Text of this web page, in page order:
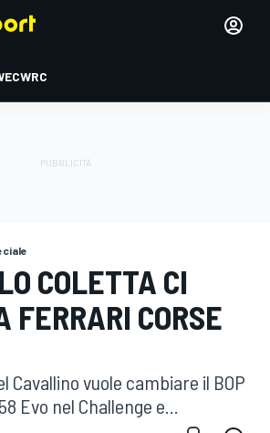
WRC
COLETTA CI
FERRARI CORSE
Cavallino vuole cambiare il BOP
Evo nel Challenge e...